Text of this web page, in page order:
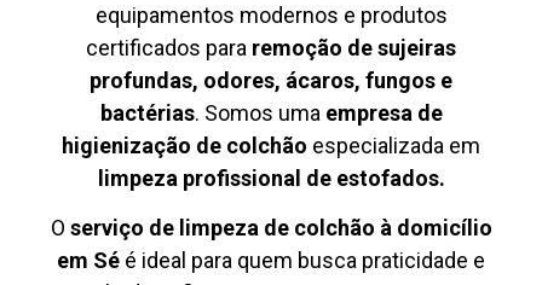
equipamentos modernos e produtos
certificados para remoção de sujeiras
profundas, odores, ácaros, fungos e
bactérias. Somos uma empresa de
higienização de colchão especializada em
limpeza profissional de estofados.
O serviço de limpeza de colchão à domicílio
em Sé é ideal para quem busca praticidade e